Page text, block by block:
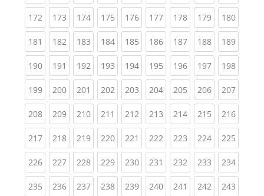
172(current)
173(current)
174(current)
175(current)
176(current)
177(current)
178(current)
179(current)
180
181 (current)
182(current)
183(current)
184(current)
185(current)
186(current)
187(current)
188(current)
189
190(current)
191 (current)
192(current)
193(current)
194(current)
195(current)
196(current)
197(current)
198
199(current)
200(current)
201 (current)
202(current)
203(current)
204(current)
205(current)
206(current)
207
208(current)
209(current)
210(current)
211 (current)
212(current)
213(current)
214(current)
215(current)
216
217(current)
218(current)
219(current)
220(current)
221 (current)
222(current)
223(current)
224(current)
225
226(current)
227(current)
228(current)
229(current)
230(current)
231 (current)
232(current)
233(current)
234
235(current)
236(current)
237(current)
238(current)
239(current)
240(current)
241 (current)
242(current)
243